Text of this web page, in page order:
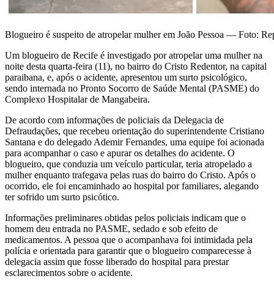
Blogueiro é suspeito de atropelar mulher em João Pessoa — Foto:
Um blogueiro de Recife é investigado por atropelar uma mulher na
noite desta quarta-feira (11), no bairro do Cristo Redentor, na capital
paraibana, e, após o acidente, apresentou um surto psicológico,
sendo internada no Pronto Socorro de Saúde Mental (PASME) do
Complexo Hospitalar de Mangabeira.
De acordo com informações de policiais da Delegacia de
Defraudações, que recebeu orientação do superintendente Cristiano
Santana e do delegado Ademir Fernandes, uma equipe foi acionada
para acompanhar o caso e apurar os detalhes do acidente. O
blogueiro, que conduzia um veículo particular, teria atropelado a
mulher enquanto trafegava pelas ruas do bairro do Cristo. Após o
ocorrido, ele foi encaminhado ao hospital por familiares, alegando
ter sofrido um surto psicótico.
Informações preliminares obtidas pelos policiais indicam que o
homem deu entrada no PASME, sedado e sob efeito de
medicamentos. A pessoa que o acompanhava foi intimidada pela
polícia e orientada para garantir que o blogueiro comparecesse à
delegacia assim que fosse liberado do hospital para prestar
esclarecimentos sobre o acidente.